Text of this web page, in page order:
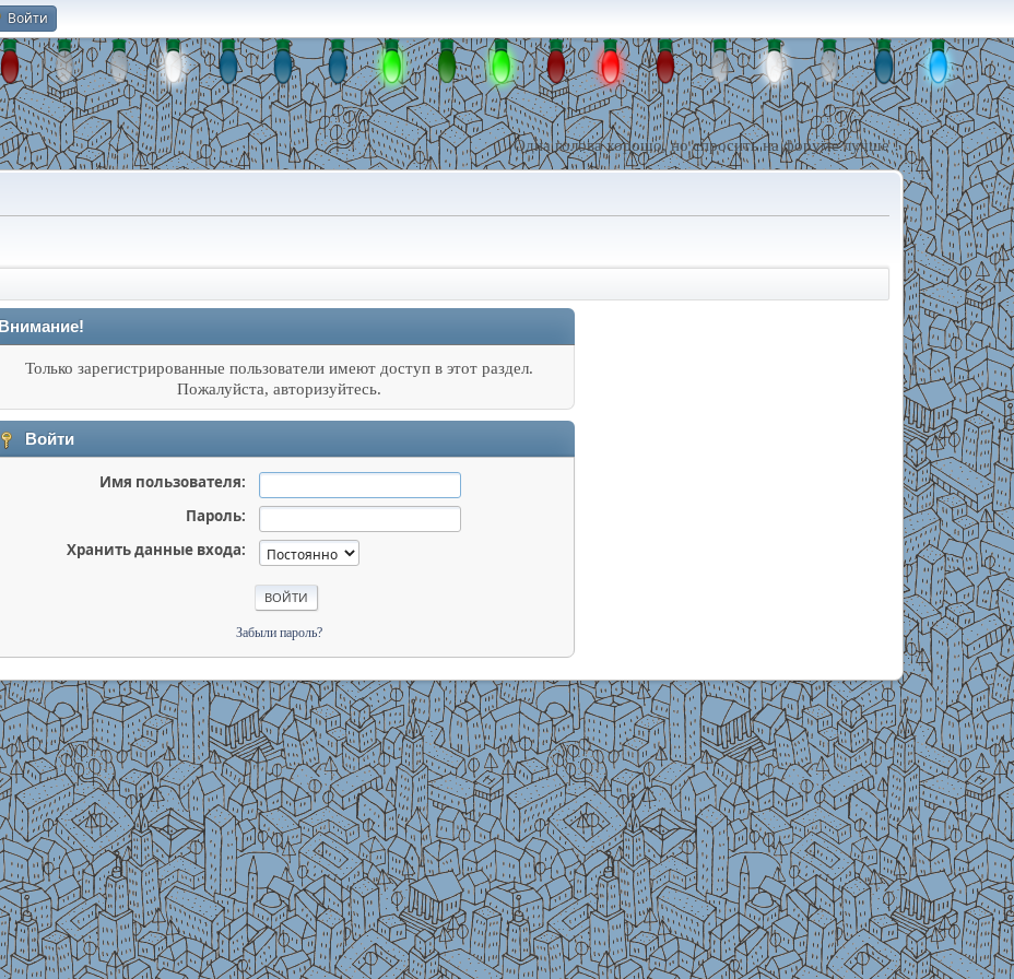
Войти
Одна голова хорошо, но спросить на форуме лучше !
Внимание!
Только зарегистрированные пользователи имеют доступ в этот раздел.
Пожалуйста, авторизуйтесь.
Войти
Имя пользователя:
Пароль:
Хранить данные входа:
Забыли пароль?